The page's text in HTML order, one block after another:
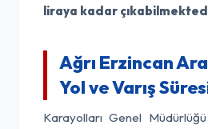
liraya kadar
Ağrı Erzincan
Yol ve Varış
Karayolları Genel